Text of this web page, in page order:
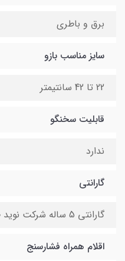
برق و باطری
سایز مناسب بازو
22 تا 42 سانتیمتر
قابلیت سخنگو
ندارد
گارانتی
گارانتی 5 ساله شرکت نوید طب ماهان
اقلام همراه فشارسنج